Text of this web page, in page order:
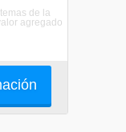
de la
agregado